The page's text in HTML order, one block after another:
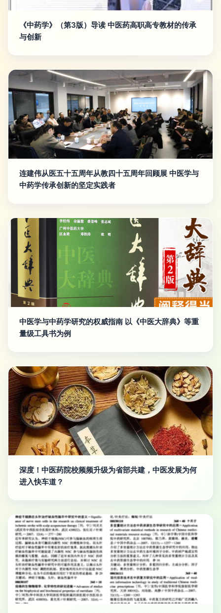
《中药学》（第3版）导读 中医药高职高专教材的传承
与创新
连建伟从医五十五周年从教四十五周年回顾展 中医学与
中药学传承创新的坚定实践者
中医学与中药学研究的权威指南 以《中医大辞典》等重
量级工具书为例
深度！中医药院校频频升级为省部共建，中医发展为何
进入快车道？